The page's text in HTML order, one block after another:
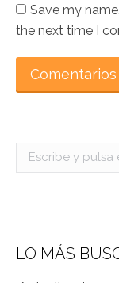
Save my
the next time I
Search:
LO MÁS